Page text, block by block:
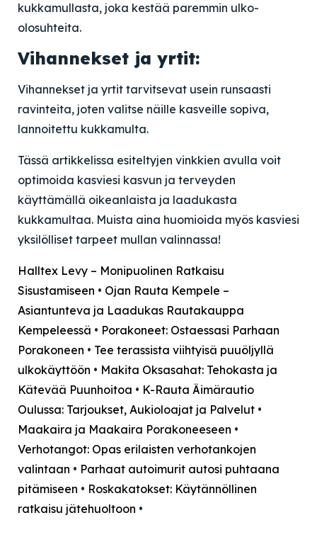
kukkamullasta, joka kestää paremmin ulko-
olosuhteita.
Vihannekset ja yrtit:
Vihannekset ja yrtit tarvitsevat usein runsaasti
ravinteita, joten valitse näille kasveille sopiva,
lannoitettu kukkamulta.
Tässä artikkelissa esiteltyjen vinkkien avulla voit
optimoida kasviesi kasvun ja terveyden
käyttämällä oikeanlaista ja laadukasta
kukkamultaa. Muista aina huomioida myös kasviesi
yksilölliset tarpeet mullan valinnassa!
Halltex Levy – Monipuolinen Ratkaisu
Sisustamiseen • Ojan Rauta Kempele –
Asiantunteva ja Laadukas Rautakauppa
Kempeleessä • Porakoneet: Ostaessasi Parhaan
Porakoneen • Tee terassista viihtyisä puuöljyllä
ulkokäyttöön • Makita Oksasahat: Tehokasta ja
Kätevää Puunhoitoa • K-Rauta Äimärautio
Oulussa: Tarjoukset, Aukioloajat ja Palvelut •
Maakaira ja Maakaira Porakoneeseen •
Verhotangot: Opas erilaisten verhotankojen
valintaan • Parhaat autoimurit autosi puhtaana
pitämiseen • Roskakatokset: Käytännöllinen
ratkaisu jätehuoltoon •